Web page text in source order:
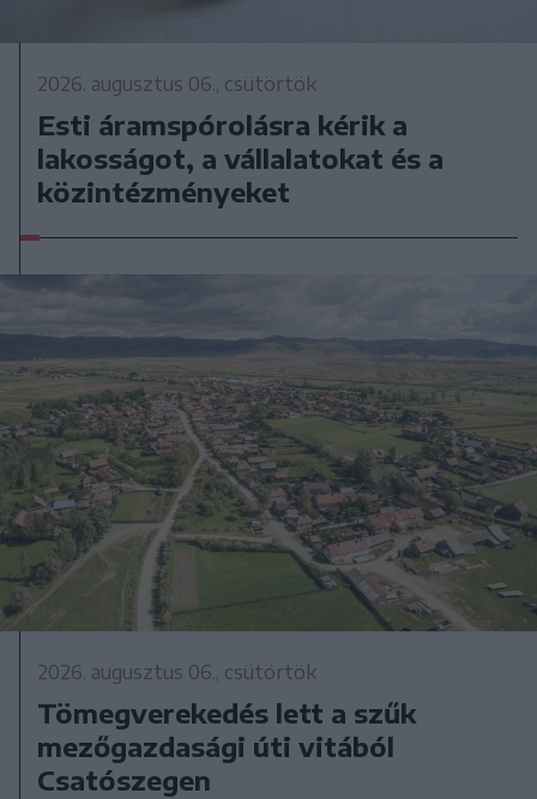
2026. augusztus 06., csütörtök
Esti áramspórolásra kérik a
lakosságot, a vállalatokat és a
közintézményeket
2026. augusztus 06., csütörtök
Tömegverekedés lett a szűk
mezőgazdasági úti vitából
Csatószegen